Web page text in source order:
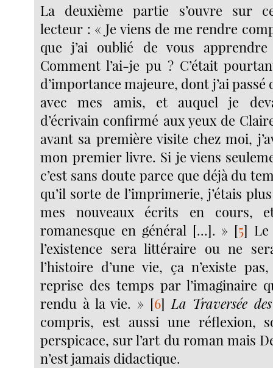
La deuxième partie s’ouvre sur
lecteur : « Je viens de me rendre
que j’ai oublié de vous apprendre
Comment l’ai-je pu ? C’était
d’importance majeure, dont j’ai passé
avec mes amis, et auquel je
d’écrivain confirmé aux yeux de
avant sa première visite chez moi,
mon premier livre. Si je viens
c’est sans doute parce que déjà du
qu’il sorte de l’imprimerie, j’étais
mes nouveaux écrits en cours,
romanesque en général [...]. » [5]
l’existence sera littéraire ou ne
l’histoire d’une vie, ça n’existe
reprise des temps par l’imaginaire
rendu à la vie. » [6] La Traversée
compris, est aussi une réflexion,
perspicace, sur l’art du roman mais
n’est jamais didactique.